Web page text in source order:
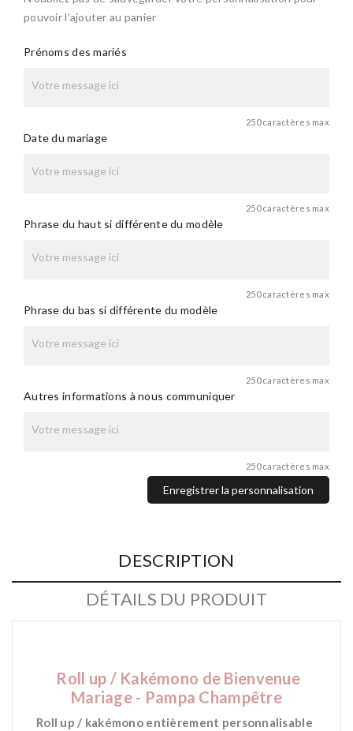
pouvoir l'ajouter au panier
Prénoms des mariés
250 caractères max
Date du mariage
250 caractères max
Phrase du haut si différente du modèle
250 caractères max
Phrase du bas si différente du modèle
250 caractères max
Autres informations à nous communiquer
250 caractères max
Enregistrer la personnalisation
DESCRIPTION
DÉTAILS DU PRODUIT
Roll up / Kakémono de Bienvenue
Mariage - Pampa Champêtre
Roll up / kakémono entièrement personnalisable